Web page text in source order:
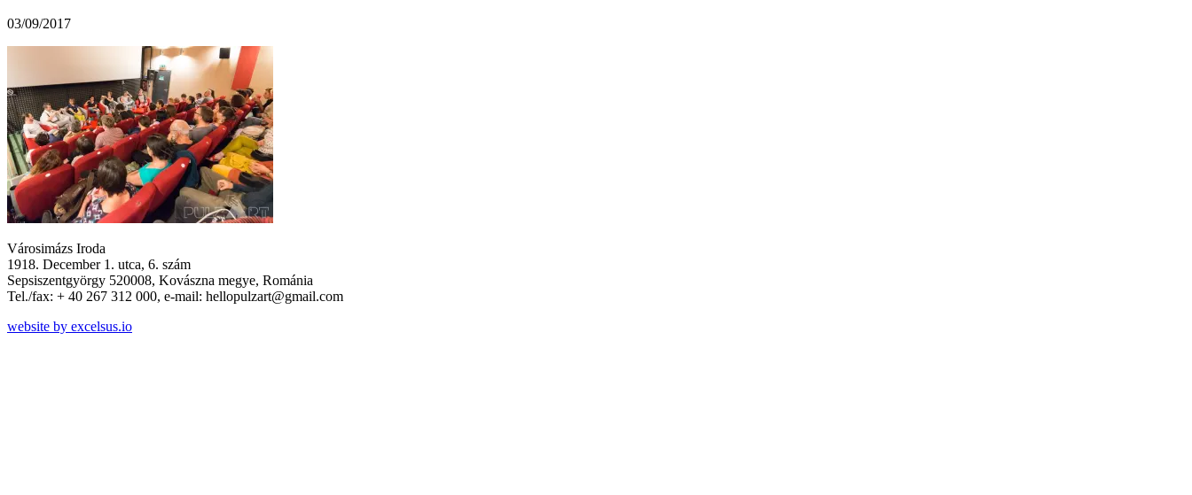
03/09/2017
Városimázs Iroda
1918. December 1. utca, 6. szám
Sepsiszentgyörgy 520008, Kovászna megye, Románia
Tel./fax: + 40 267 312 000, e-mail: hellopulzart@gmail.com
website by excelsus.io